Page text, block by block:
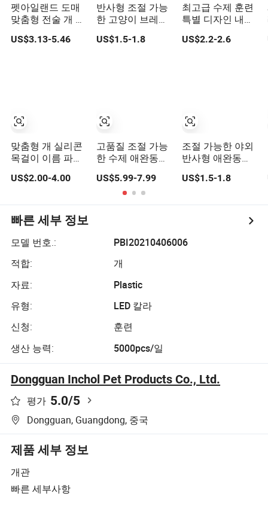
펫아일랜드 도매
맞춤형 전술 개 목
줄 핸들 포함 내구
성 조절 가능한 사
US$3.13-5.46
맞춤형 개 실리콘
목걸이 이름 파스
물 목걸이 방수 목
US$2.00-4.00
반사형 조절 가능
한 고양이 브레이
크어웨이 목걸이
와 에어 태그 홀더
US$1.5-1.8
고품질 조절 가능
한 수제 애완동물
개 목걸이 GPS 추
적 가죽 개 목걸이
US$5.99-7.99
최고급 수제 훈련
특별 디자인 내구
성 있는 조절 가능
한 개인화된 부서
US$2.2-2.6
조절 가능한 야외
반사형 애완동물
이 고양이 목걸이
US$1.5-1.8
빠른 세부 정보
모델 번호.:
PBI20210406006
적합:
개
자료:
Plastic
유형:
LED 칼라
신청:
훈련
생산 능력:
5000pcs/일
Dongguan Inchol Pet Products Co., Ltd.
평가 5.0/5
Dongguan, Guangdong, 중국
제품 세부 정보
개관
빠른 세부사항